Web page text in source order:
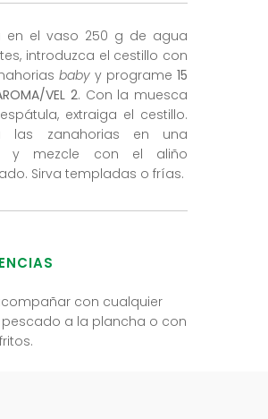
en el vaso 250 g de agua
introduzca el cestillo con
babyy programe15
VEL 2. Con la muesca
extraiga el cestillo.
las zanahorias en una
y mezcle con el aliño
Sirva templadas o frías.
con cualquier
a la plancha o con